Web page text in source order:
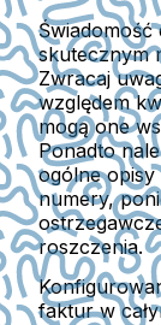
skutecznym
Zwracaj
względem
mogą one
Ponadto
ogólne
numery,
roszczenia.
faktur w